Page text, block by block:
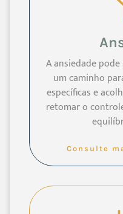
A ansiedade
um caminho
específicas e
retomar o
Consulte